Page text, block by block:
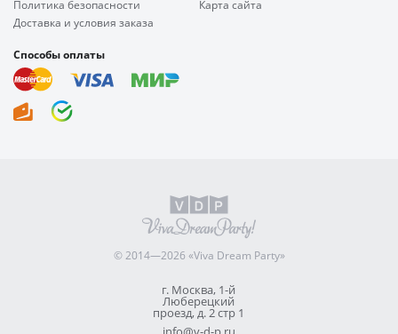
Политика безопасности
Доставка и условия заказа
Карта сайта
Способы оплаты
© 2014—2026 «Viva Dream Party»
г. Москва, 1-й
Люберецкий
проезд, д. 2 стр 1